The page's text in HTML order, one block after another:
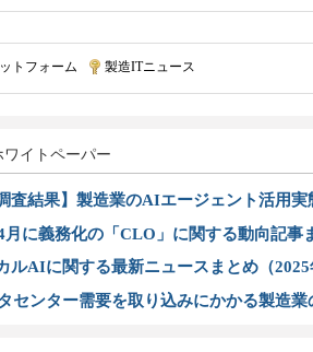
トフォーム 製造ITニュース
ワイトペーパー
査結果】製造業のAIエージェント活用実
月に義務化の「CLO」に関する動向記事
ルAIに関する最新ニュースまとめ（2025
センター需要を取り込みにかかる製造業